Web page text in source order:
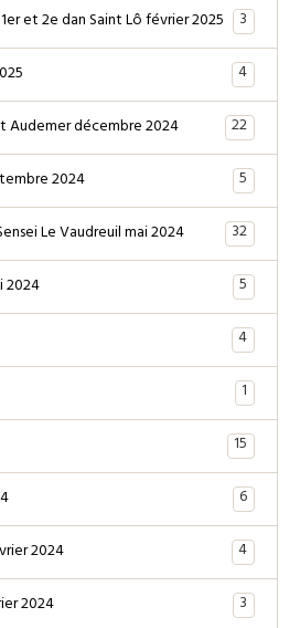
et 2e dan Saint Lô février 2025 3
4
Audemer décembre 2024
22
2024
5
Le Vaudreuil mai 2024
32
2024
5
4
1
15
6
2024
4
2024
3